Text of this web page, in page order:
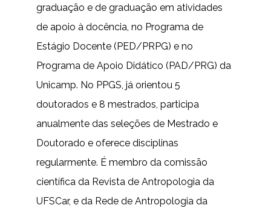
graduação e de graduação em atividades
de apoio à docência, no Programa de
Estágio Docente (PED/PRPG) e no
Programa de Apoio Didático (PAD/PRG) da
Unicamp. No PPGS, já orientou 5
doutorados e 8 mestrados, participa
anualmente das seleções de Mestrado e
Doutorado e oferece disciplinas
regularmente. É membro da comissão
científica da Revista de Antropologia da
UFSCar, e da Rede de Antropologia da